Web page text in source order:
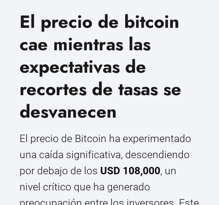
El precio de bitcoin
cae mientras las
expectativas de
recortes de tasas se
desvanecen
El precio de Bitcoin ha experimentado
una caída significativa, descendiendo
por debajo de los USD 108,000, un
nivel crítico que ha generado